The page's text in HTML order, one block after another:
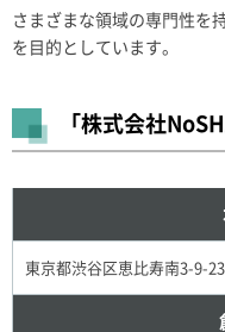
さまざまな領域の専門性を
を目的としています。
「株式会社
東京都渋谷区恵比寿南3-9-